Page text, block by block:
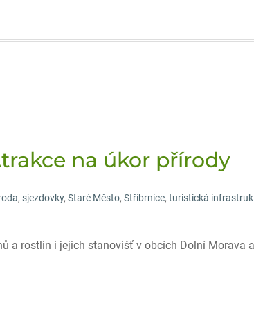
na úkor přírody
, sjezdovky, Staré Město, Stříbrnice, turistická
a rostlin i jejich stanovišť v obcích Dolní Morava